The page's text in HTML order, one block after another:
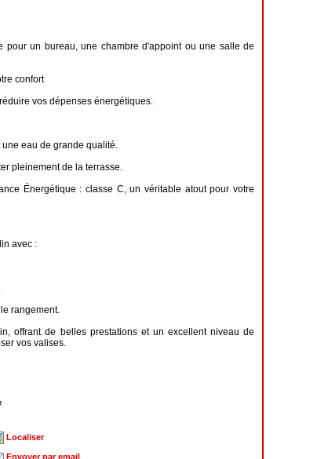
pour un bureau, une chambre d'appoint ou une salle de
confort
vos dépenses énergétiques.
eau de grande qualité.
pleinement de la terrasse.
Énergétique : classe C, un véritable atout pour votre
avec :
rangement.
offrant de belles prestations et un excellent niveau de
vos valises.
Localiser
Envoyer par email